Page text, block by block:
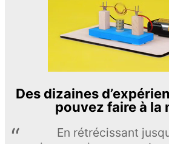
Des dizaines
pouvez faire à la
En rétrécissant